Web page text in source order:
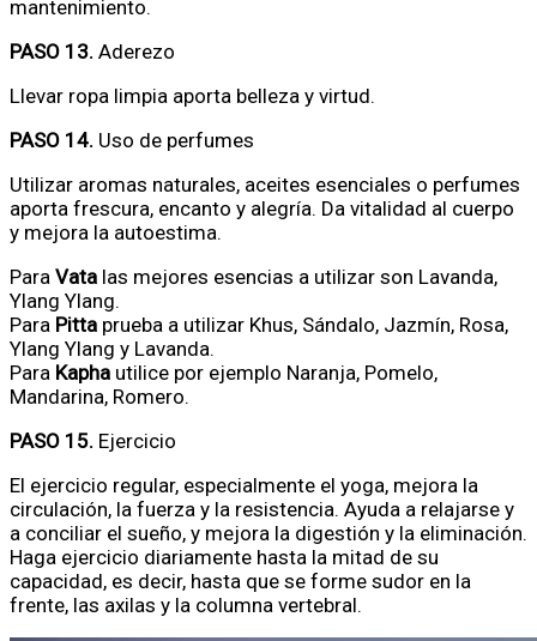
mantenimiento.
PASO 13. Aderezo
Llevar ropa limpia aporta belleza y virtud.
PASO 14. Uso de perfumes
Utilizar aromas naturales, aceites esenciales o perfumes
aporta frescura, encanto y alegría. Da vitalidad al cuerpo
y mejora la autoestima.
Para Vata las mejores esencias a utilizar son Lavanda,
Ylang Ylang.
Para Pitta prueba a utilizar Khus, Sándalo, Jazmín, Rosa,
Ylang Ylang y Lavanda.
Para Kapha utilice por ejemplo Naranja, Pomelo,
Mandarina, Romero.
PASO 15. Ejercicio
El ejercicio regular, especialmente el yoga, mejora la
circulación, la fuerza y la resistencia. Ayuda a relajarse y
a conciliar el sueño, y mejora la digestión y la eliminación.
Haga ejercicio diariamente hasta la mitad de su
capacidad, es decir, hasta que se forme sudor en la
frente, las axilas y la columna vertebral.